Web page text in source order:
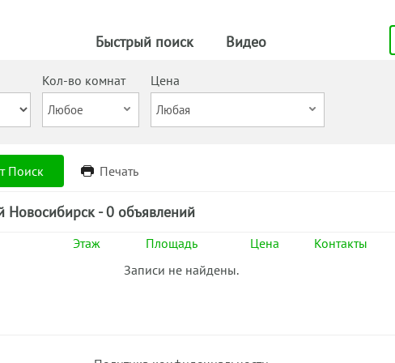
Быстрый поиск Видео
Кол-во комнат
Цена
Поиск Печать
Новосибирск - 0 объявлений
Этаж Площадь Цена Контакты
Записи не найдены.